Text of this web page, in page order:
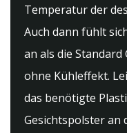
Temperatur der
Auch dann fühlt
an als die
ohne Kühleffekt.
das benötigte
Gesichtspolster an